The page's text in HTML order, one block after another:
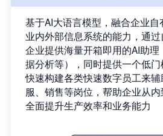
基于AI大语言模型，融合企业
业内外部信息系统的能力，通
企业提供海量开箱即用的AI助理
据分析等），同时提供一个低
快速构建各类快速数字员工来
服、销售等岗位，帮助企业从内
全面提升生产效率和业务能力